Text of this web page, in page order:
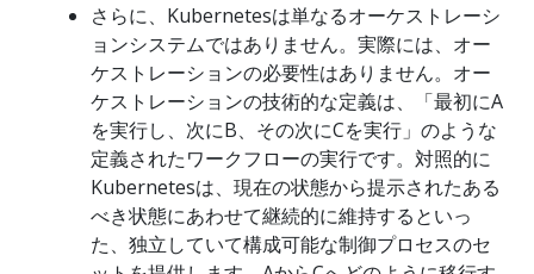
さらに、Kubernetesは単なるオーケストレーシ
ョンシステムではありません。実際には、オー
ケストレーションの必要性はありません。オー
ケストレーションの技術的な定義は、「最初にA
を実行し、次にB、その次にCを実行」のような
定義されたワークフローの実行です。対照的に
Kubernetesは、現在の状態から提示されたある
べき状態にあわせて継続的に維持するといっ
た、独立していて構成可能な制御プロセスのセ